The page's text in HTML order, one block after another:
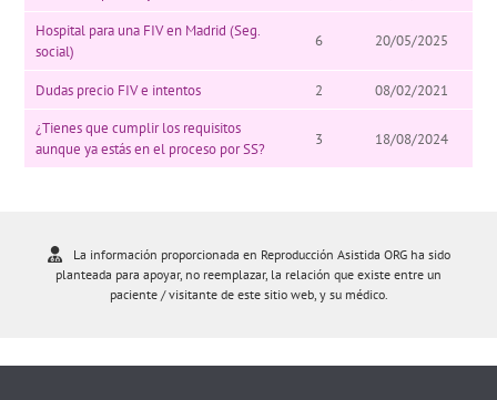
Hospital para una FIV en Madrid (Seg.
social)
6 20/05/2025
Dudas precio FIV e intentos 2
08/02/2021
¿Tienes que cumplir los requisitos
aunque ya estás en el proceso por SS?
3 18/08/2024
La información proporcionada en Reproducción Asistida ORG ha sido
planteada para apoyar, no reemplazar, la relación que existe entre un
paciente / visitante de este sitio web, y su médico.